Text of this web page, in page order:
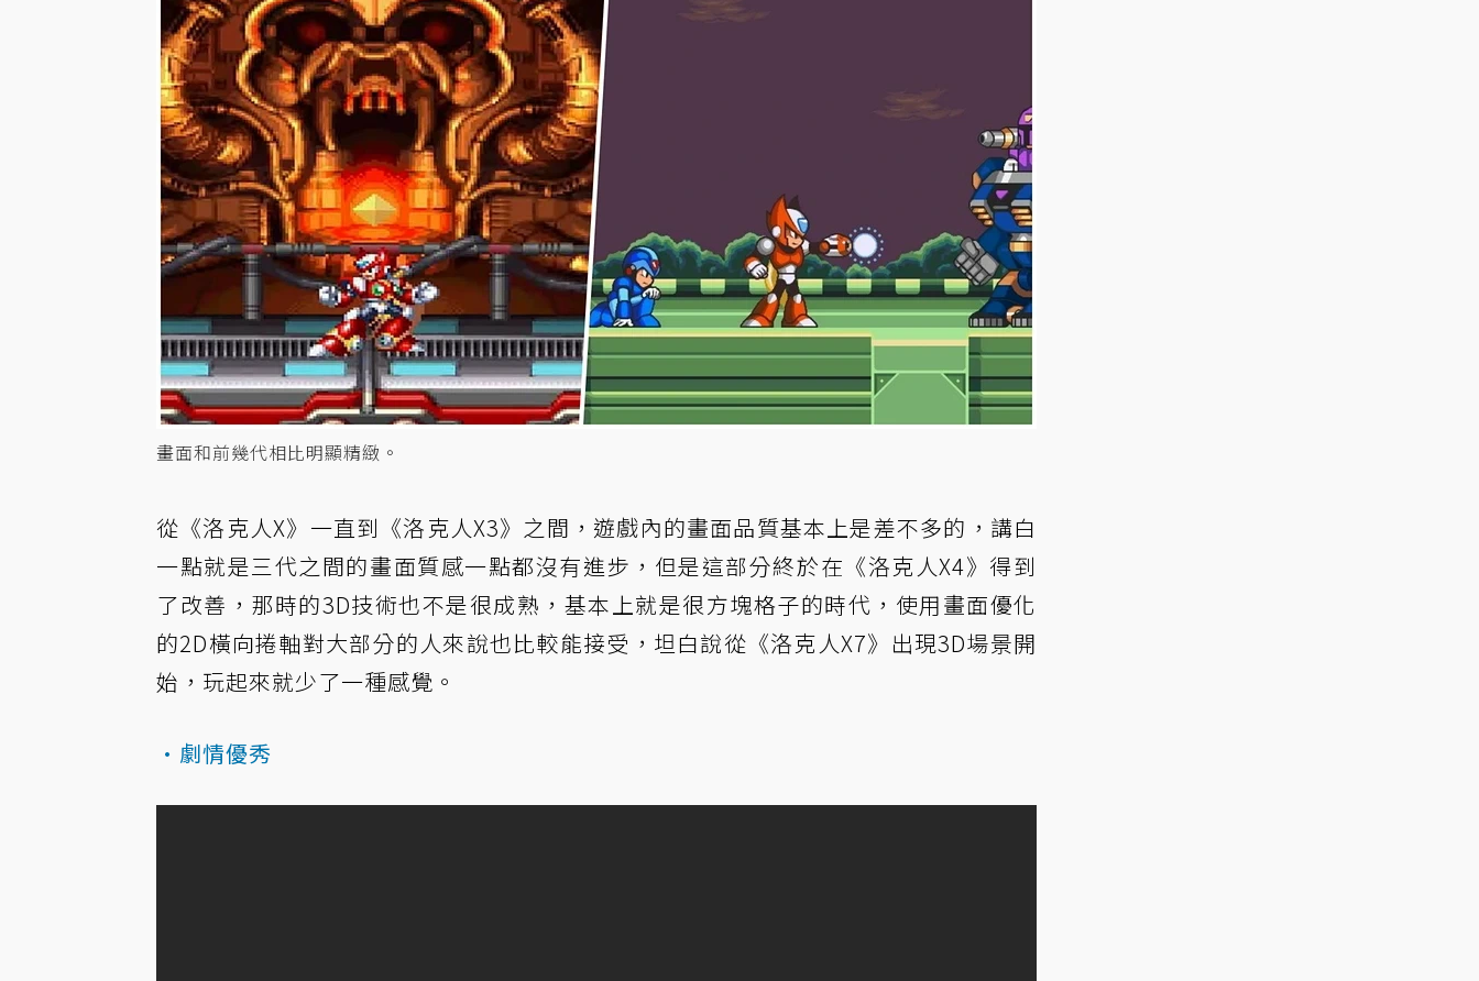
畫面和前幾代相比明顯精緻。
從《洛克人X》一直到《洛克人X3》之間，遊戲內的畫面品質基本上是差不多的，講白
一點就是三代之間的畫面質感一點都沒有進步，但是這部分終於在《洛克人X4》得到
了改善，那時的3D技術也不是很成熟，基本上就是很方塊格子的時代，使用畫面優化
的2D橫向捲軸對大部分的人來說也比較能接受，坦白說從《洛克人X7》出現3D場景開
始，玩起來就少了一種感覺。
·劇情優秀